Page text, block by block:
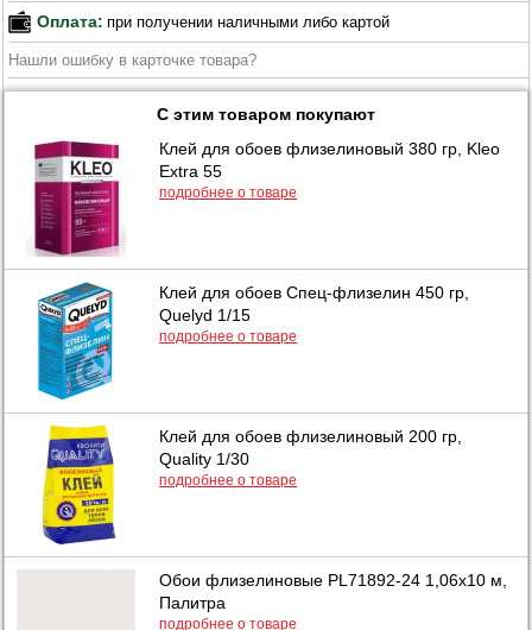
Оплата: при получении наличными либо картой
Нашли ошибку в карточке товара?
С этим товаром покупают
Клей для обоев флизелиновый 380 гр, Kleo
Extra 55
подробнее о товаре
Клей для обоев Спец-флизелин 450 гр,
Quelyd 1/15
подробнее о товаре
Клей для обоев флизелиновый 200 гр,
Quality 1/30
подробнее о товаре
Обои флизелиновые PL71892-24 1,06х10 м,
Палитра
подробнее о товаре